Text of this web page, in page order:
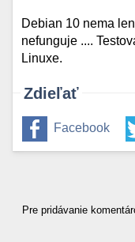
Debian 10 nema
nefunguje ....
Linuxe.
Zdieľať
Facebook
Pre pridávanie